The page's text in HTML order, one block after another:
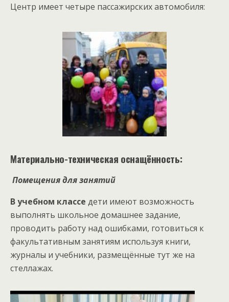
Центр имеет четыре пассажирских автомобиля:
Материально-техническая оснащённость:
Помещения для занятий
В учебном классе дети имеют возможность
выполнять школьное домашнее задание,
проводить работу над ошибками, готовиться к
факультативным занятиям используя книги,
журналы и учебники, размещённые тут же на
стеллажах.